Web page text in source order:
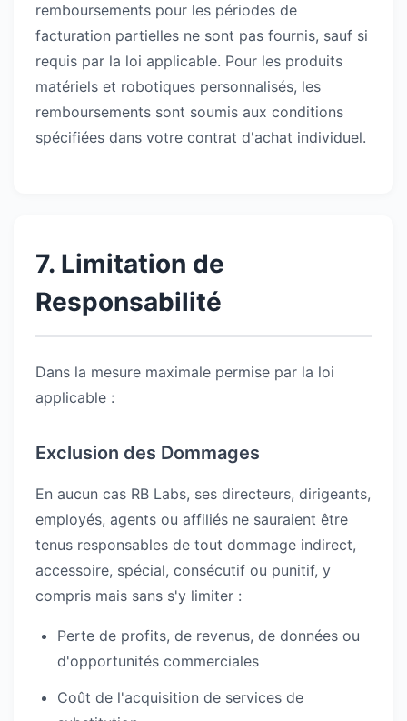
remboursements pour les périodes de
facturation partielles ne sont pas fournis, sauf si
requis par la loi applicable. Pour les produits
matériels et robotiques personnalisés, les
remboursements sont soumis aux conditions
spécifiées dans votre contrat d'achat individuel.
7. Limitation de
Responsabilité
Dans la mesure maximale permise par la loi
applicable :
Exclusion des Dommages
En aucun cas RB Labs, ses directeurs, dirigeants,
employés, agents ou affiliés ne sauraient être
tenus responsables de tout dommage indirect,
accessoire, spécial, consécutif ou punitif, y
compris mais sans s'y limiter :
Perte de profits, de revenus, de données ou
d'opportunités commerciales
Coût de l'acquisition de services de